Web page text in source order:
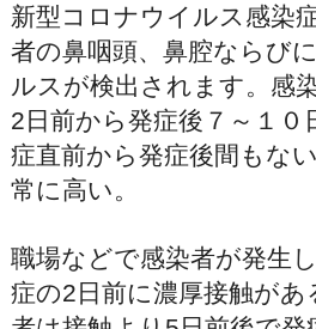
新型コロナウイルス感染
者の鼻咽頭、鼻腔ならび
ルスが検出されます。感
2日前から発症後７～１０
症直前から発症後間もな
常に高い。
職場などで感染者が発生
症の2日前に濃厚接触があ